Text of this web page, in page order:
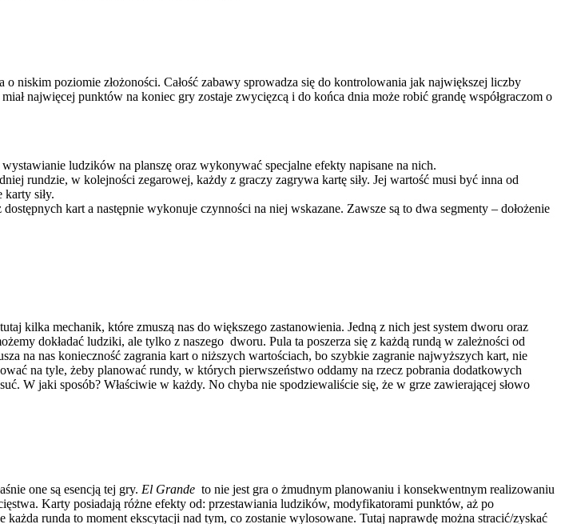
o niskim poziomie złożoności. Całość zabawy sprowadza się do kontrolowania jak największej liczby
najwięcej punktów na koniec gry zostaje zwycięzcą i do końca dnia może robić grandę współgraczom o
ludzików na planszę oraz wykonywać specjalne efekty napisane na nich.
rundzie, w kolejności zegarowej, każdy z graczy zagrywa kartę siły. Jej wartość musi być inna od
siły.
kart a następnie wykonuje czynności na niej wskazane. Zawsze są to dwa segmenty – dołożenie
kilka mechanik, które zmuszą nas do większego zastanowienia. Jedną z nich jest system dworu oraz
dokładać ludziki, ale tylko z naszego dworu. Pula ta poszerza się z każdą rundą w zależności od
na nas konieczność zagrania kart o niższych wartościach, bo szybkie zagranie najwyższych kart, nie
na tyle, żeby planować rundy, w których pierwszeństwo oddamy na rzecz pobrania dodatkowych
W jaki sposób? Właściwie w każdy. No chyba nie spodziewaliście się, że w grze zawierającej słowo
one są esencją tej gry. El Grande to nie jest gra o żmudnym planowaniu i konsekwentnym realizowaniu
Karty posiadają różne efekty od: przestawiania ludzików, modyfikatorami punktów, aż po
runda to moment ekscytacji nad tym, co zostanie wylosowane. Tutaj naprawdę można stracić/zyskać